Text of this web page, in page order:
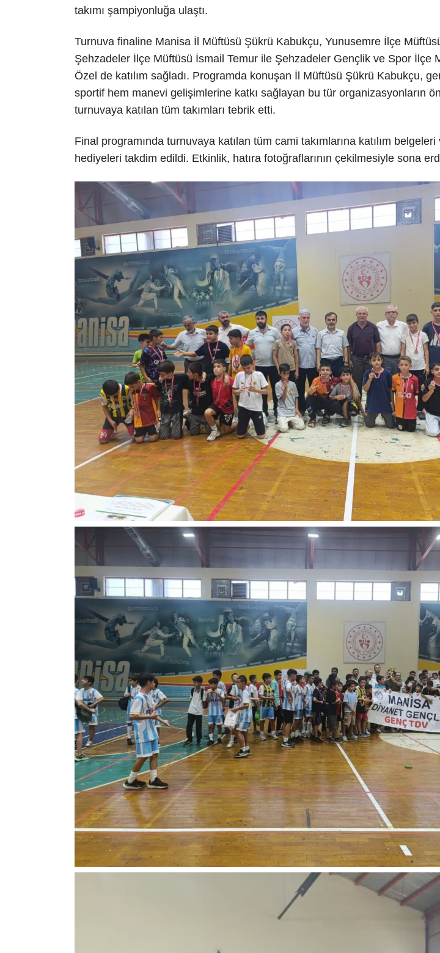
takımı şampiyonluğa ulaştı.
Turnuva finaline Manisa İl Müftüsü Şükrü Kabukçu, Yunusemre İlçe
Şehzadeler İlçe Müftüsü İsmail Temur ile Şehzadeler Gençlik ve Spor İlçe
Özel de katılım sağladı. Programda konuşan İl Müftüsü Şükrü Kabukçu,
sportif hem manevi gelişimlerine katkı sağlayan bu tür organizasyonların
turnuvaya katılan tüm takımları tebrik etti.
Final programında turnuvaya katılan tüm cami takımlarına katılım
hediyeleri takdim edildi. Etkinlik, hatıra fotoğraflarının çekilmesiyle sona